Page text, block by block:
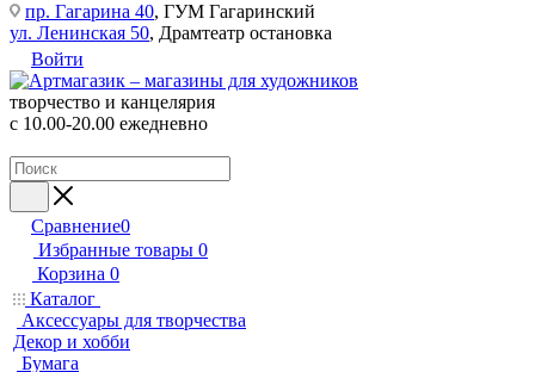
пр. Гагарина 40, ГУМ Гагаринский
ул. Ленинская 50, Драмтеатр остановка
Войти
творчество и канцелярия
с 10.00-20.00 ежедневно
Сравнение0
Избранные товары 0
Корзина 0
Каталог
Аксессуары для творчества
Декор и хобби
Бумага